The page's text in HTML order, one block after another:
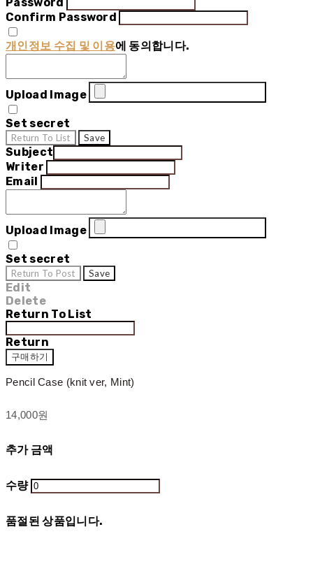
Confirm Password
개인정보 수집 및 이용에 동의합니다.
Upload Image
Set secret
Return To List Save
Subject
Writer
Email
Upload Image
Set secret
Return To Post Save
Edit
Delete
Return To List
Return
구매하기
Pencil Case (knit ver, Mint)
14,000원
추가 금액
수량
품절된 상품입니다.